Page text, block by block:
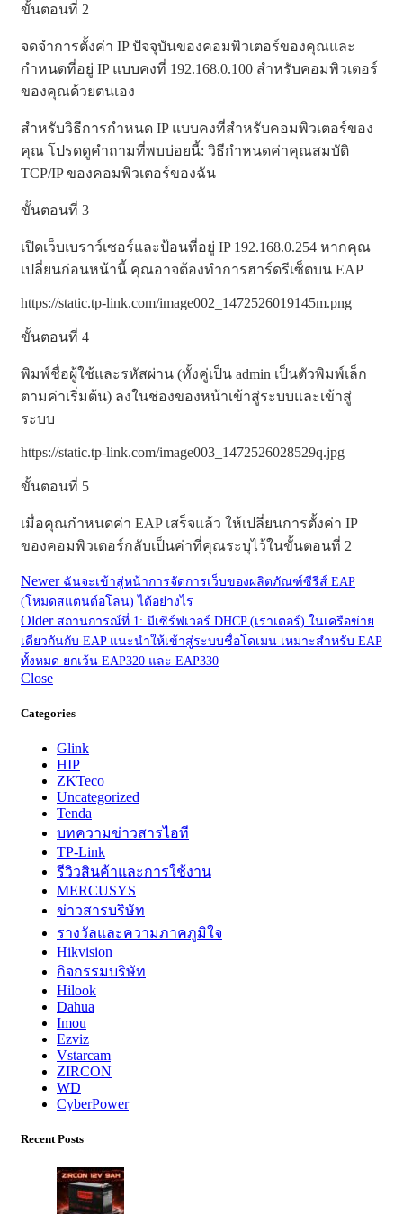
ขั้นตอนที่ 2
จดจำการตั้งค่า IP ปัจจุบันของคอมพิวเตอร์ของคุณและ
กำหนดที่อยู่ IP แบบคงที่ 192.168.0.100 สำหรับคอมพิวเตอร์
ของคุณด้วยตนเอง
สำหรับวิธีการกำหนด IP แบบคงที่สำหรับคอมพิวเตอร์ของ
คุณ โปรดดูคำถามที่พบบ่อยนี้: วิธีกำหนดค่าคุณสมบัติ
TCP/IP ของคอมพิวเตอร์ของฉัน
ขั้นตอนที่ 3
เปิดเว็บเบราว์เซอร์และป้อนที่อยู่ IP 192.168.0.254 หากคุณ
เปลี่ยนก่อนหน้านี้ คุณอาจต้องทำการฮาร์ดรีเซ็ตบน EAP
https://static.tp-link.com/image002_1472526019145m.png
ขั้นตอนที่ 4
พิมพ์ชื่อผู้ใช้และรหัสผ่าน (ทั้งคู่เป็น admin เป็นตัวพิมพ์เล็ก
ตามค่าเริ่มต้น) ลงในช่องของหน้าเข้าสู่ระบบและเข้าสู่
ระบบ
https://static.tp-link.com/image003_1472526028529q.jpg
ขั้นตอนที่ 5
เมื่อคุณกำหนดค่า EAP เสร็จแล้ว ให้เปลี่ยนการตั้งค่า IP
ของคอมพิวเตอร์กลับเป็นค่าที่คุณระบุไว้ในขั้นตอนที่ 2
Newer ฉันจะเข้าสู่หน้าการจัดการเว็บของผลิตภัณฑ์ซีรีส์ EAP
(โหมดสแตนด์อโลน) ได้อย่างไร
Older สถานการณ์ที่ 1: มีเซิร์ฟเวอร์ DHCP (เราเตอร์) ในเครือข่าย
เดียวกันกับ EAP แนะนำให้เข้าสู่ระบบชื่อโดเมน เหมาะสำหรับ EAP
ทั้งหมด ยกเว้น EAP320 และ EAP330
Close
Categories
Glink
HIP
ZKTeco
Uncategorized
Tenda
บทความข่าวสารไอที
TP-Link
รีวิวสินค้าและการใช้งาน
MERCUSYS
ข่าวสารบริษัท
รางวัลและความภาคภูมิใจ
Hikvision
กิจกรรมบริษัท
Hilook
Dahua
Imou
Ezviz
Vstarcam
ZIRCON
WD
CyberPower
Recent Posts